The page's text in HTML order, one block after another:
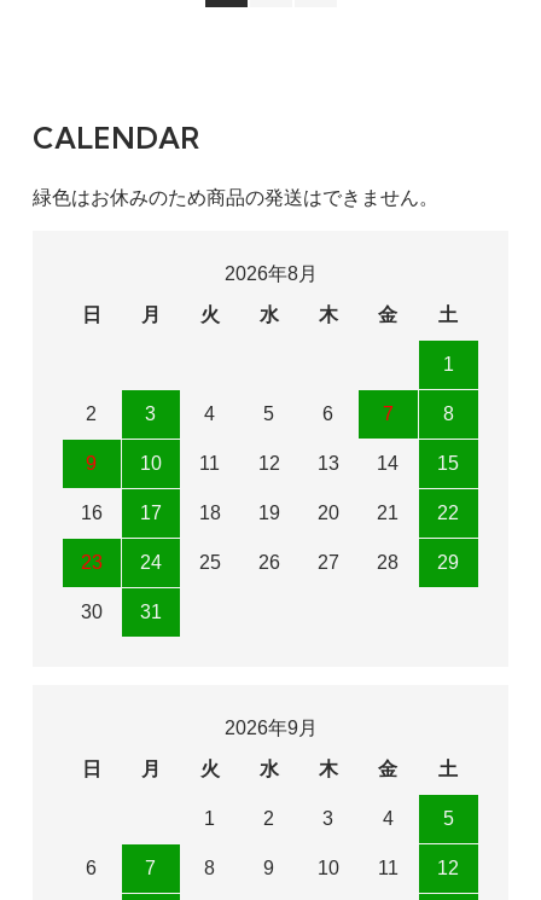
CALENDAR
緑色はお休みのため商品の発送はできません。
2026年8月
日
月 火 水 木 金 土
1
2 3 4 5 6 7 8
9 10 11 12 13 14 15
16 17 18 19 20 21 22
23 24 25 26 27 28 29
30 31
2026年9月
日
月 火 水 木 金 土
1 2 3 4 5
6 7 8 9 10 11 12